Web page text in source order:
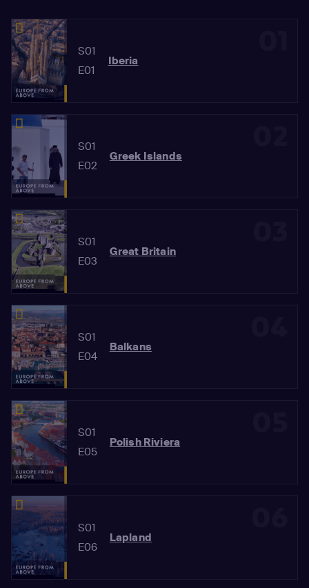
S01
E01
Iberia
S01
E02
Greek Islands
S01
E03
Great Britain
S01
E04
Balkans
S01
E05
Polish Riviera
S01
E06
Lapland